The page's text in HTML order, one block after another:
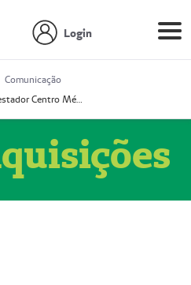
Login
Comunicação
Prestador Centro Médico Vitória Ltda, 51004350-4: Centro Médico Vitória Ltda (Nome Fantasia: Policlínica Master)